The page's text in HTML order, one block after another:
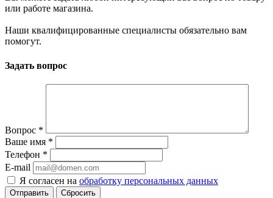
или работе магазина.
Наши квалифицированные специалисты обязательно вам
помогут.
Задать вопрос
Вопрос *
Ваше имя *
Телефон *
E-mail
Я согласен на обработку персональных данных
Сбросить